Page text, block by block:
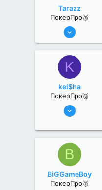
Tarazz
ПокерПро🥈
13 Июн 2022
2
K
kei$ha
ПокерПро🥈
8 Июн 2022
0
B
BiGGameBoy
ПокерПро🥇